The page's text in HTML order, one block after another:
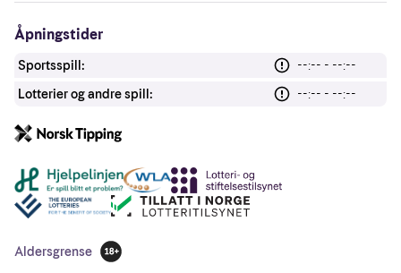
Åpningstider
Sportsspill:
--:-- - --:--
Lotterier og andre spill:
--:-- - --:--
Andre lenker
Aldersgrense
18 år